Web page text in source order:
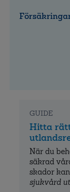
GUIDE
Hitta
När du
säkrad
skador
sjukvård